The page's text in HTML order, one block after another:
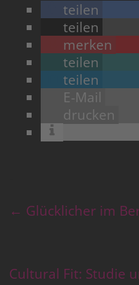
teilen
teilen
merken
teilen
teilen
E-Mail
drucken
← Glücklicher im
Cultural Fit: Studie